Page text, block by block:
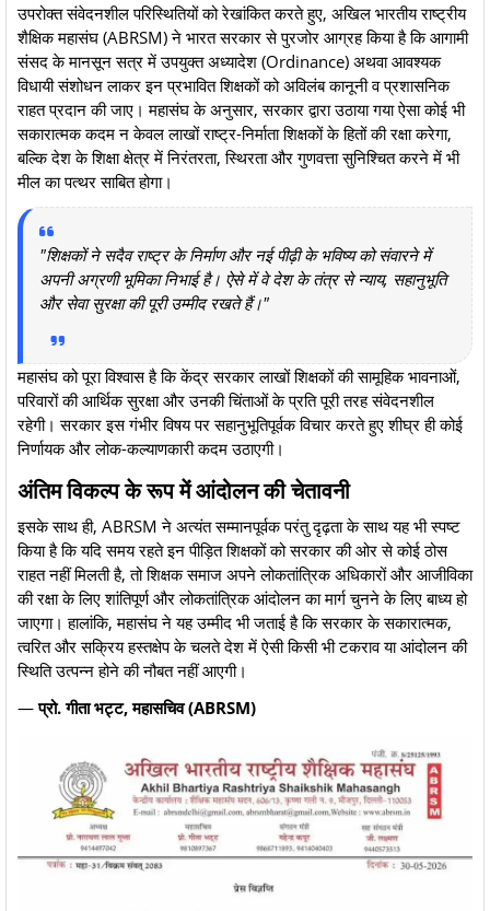
​उपरोक्त संवेदनशील परिस्थितियों को रेखांकित करते हुए, अखिल भारतीय राष्ट्रीय
शैक्षिक महासंघ (ABRSM) ने भारत सरकार से पुरजोर आग्रह किया है कि आगामी
संसद के मानसून सत्र में उपयुक्त अध्यादेश (Ordinance) अथवा आवश्यक
विधायी संशोधन लाकर इन प्रभावित शिक्षकों को अविलंब कानूनी व प्रशासनिक
राहत प्रदान की जाए। महासंघ के अनुसार, सरकार द्वारा उठाया गया ऐसा कोई भी
सकारात्मक कदम न केवल लाखों राष्ट्र-निर्माता शिक्षकों के हितों की रक्षा करेगा,
बल्कि देश के शिक्षा क्षेत्र में निरंतरता, स्थिरता और गुणवत्ता सुनिश्चित करने में भी
मील का पत्थर साबित होगा।
"शिक्षकों ने सदैव राष्ट्र के निर्माण और नई पीढ़ी के भविष्य को संवारने में
अपनी अग्रणी भूमिका निभाई है। ऐसे में वे देश के तंत्र से न्याय, सहानुभूति
और सेवा सुरक्षा की पूरी उम्मीद रखते हैं।"
​महासंघ को पूरा विश्वास है कि केंद्र सरकार लाखों शिक्षकों की सामूहिक भावनाओं,
परिवारों की आर्थिक सुरक्षा और उनकी चिंताओं के प्रति पूरी तरह संवेदनशील
रहेगी। सरकार इस गंभीर विषय पर सहानुभूतिपूर्वक विचार करते हुए शीघ्र ही कोई
निर्णायक और लोक-कल्याणकारी कदम उठाएगी।
अंतिम विकल्प के रूप में आंदोलन की चेतावनी
​इसके साथ ही, ABRSM ने अत्यंत सम्मानपूर्वक परंतु दृढ़ता के साथ यह भी स्पष्ट
किया है कि यदि समय रहते इन पीड़ित शिक्षकों को सरकार की ओर से कोई ठोस
राहत नहीं मिलती है, तो शिक्षक समाज अपने लोकतांत्रिक अधिकारों और आजीविका
की रक्षा के लिए शांतिपूर्ण और लोकतांत्रिक आंदोलन का मार्ग चुनने के लिए बाध्य हो
जाएगा। हालांकि, महासंघ ने यह उम्मीद भी जताई है कि सरकार के सकारात्मक,
त्वरित और सक्रिय हस्तक्षेप के चलते देश में ऐसी किसी भी टकराव या आंदोलन की
स्थिति उत्पन्न होने की नौबत नहीं आएगी।
​—प्रो. गीता भट्ट, महासचिव (ABRSM)